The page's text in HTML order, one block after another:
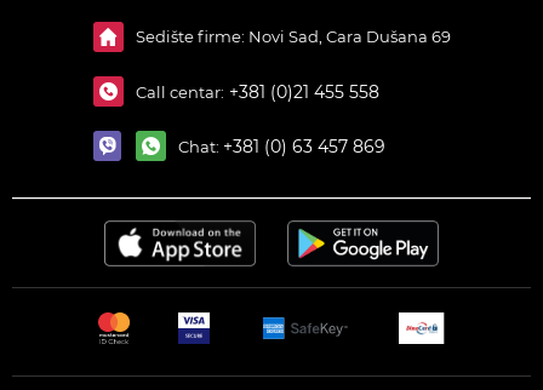
Sedište firme: Novi Sad, Cara Dušana 69
Call centar: +381 (0)21 455 558
Chat: +381 (0) 63 457 869